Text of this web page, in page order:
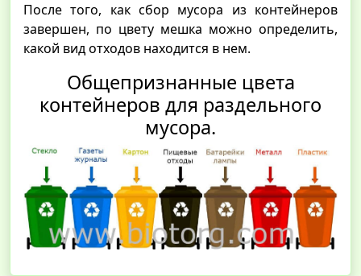
После того, как сбор мусора из контейнеров
завершен, по цвету мешка можно определить,
какой вид отходов находится в нем.
Общепризнанные цвета
контейнеров для раздельного
мусора.